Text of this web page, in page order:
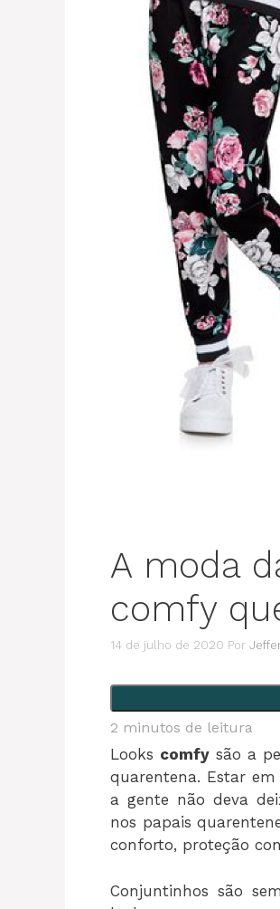
A moda
comfy
14 de julho de 2020 Por
2 minutos de leitura
Looks comfy são a
quarentena. Estar
a gente não deva
nos papais
conforto, proteção
Conjuntinhos são